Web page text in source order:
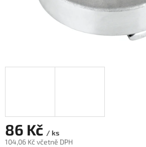
86 Kč / ks
104,06 Kč včetně DPH